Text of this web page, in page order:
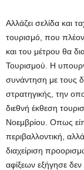
Αλλάζει σελίδα και
τουρισμό, που πλέον
και του μέτρου θα
Τουρισμού. Η
συνάντηση με τους
στρατηγικής, την
διεθνή έκθεση
Νοεμβρίου. Οπως
περιβαλλοντική,
διαχείριση
αφίξεων εξήγησε